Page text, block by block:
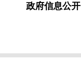
政府信息公开